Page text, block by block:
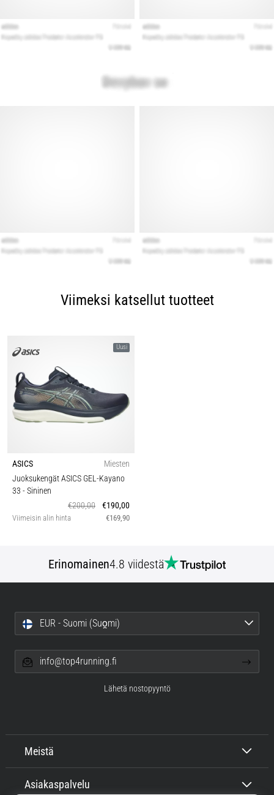
Viimeksi katsellut tuotteet
Uusi
ASICS
Miesten
Juoksukengät ASICS GEL-Kayano
33 - Sininen
€200,00
€190,00
Viimeisin alin hinta €169,90
Erinomainen4.8 viidestä
Meistä
Asiakaspalvelu
EUR - Suomi (Suo̯mi)
info@top4running.fi
Lähetä nostopyyntö